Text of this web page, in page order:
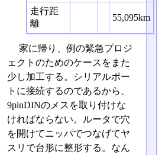
走行距
離
55,095km
家に帰り、例の緊急プロジ
ェクトのためのケースをまた
少し加工する。シリアルポー
トに接続するのであるから、
9pinDINのメスを取り付けな
ければならない。ルータで穴
を開けてニッパでつなげてヤ
スリで台形に整形する。なん